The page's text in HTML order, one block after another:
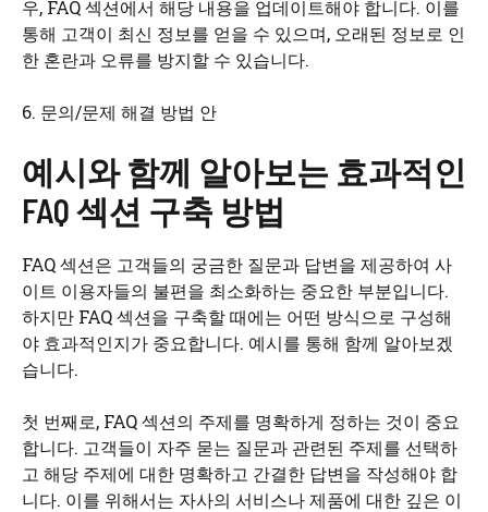
우, FAQ 섹션에서 해당 내용을 업데이트해야 합니다. 이를
통해 고객이 최신 정보를 얻을 수 있으며, 오래된 정보로 인
한 혼란과 오류를 방지할 수 있습니다.
6. 문의/문제 해결 방법 안
예시와 함께 알아보는 효과적인
FAQ 섹션 구축 방법
FAQ 섹션은 고객들의 궁금한 질문과 답변을 제공하여 사
이트 이용자들의 불편을 최소화하는 중요한 부분입니다.
하지만 FAQ 섹션을 구축할 때에는 어떤 방식으로 구성해
야 효과적인지가 중요합니다. 예시를 통해 함께 알아보겠
습니다.
첫 번째로, FAQ 섹션의 주제를 명확하게 정하는 것이 중요
합니다. 고객들이 자주 묻는 질문과 관련된 주제를 선택하
고 해당 주제에 대한 명확하고 간결한 답변을 작성해야 합
니다. 이를 위해서는 자사의 서비스나 제품에 대한 깊은 이